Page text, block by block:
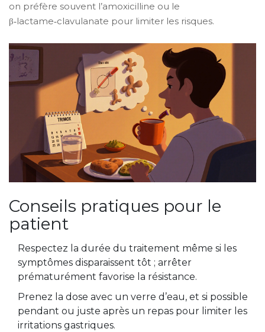
on préfère souvent l’amoxicilline ou le
β‑lactame‑clavulanate pour limiter les risques.
Conseils pratiques pour le
patient
Respectez la durée du traitement même si les
symptômes disparaissent tôt ; arrêter
prématurément favorise la résistance.
Prenez la dose avec un verre d’eau, et si possible
pendant ou juste après un repas pour limiter les
irritations gastriques.